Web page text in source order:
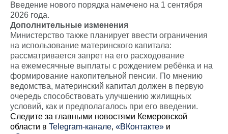
Введение нового порядка намечено на 1 сентября
2026 года.
Дополнительные изменения
Министерство также планирует ввести ограничения
на использование материнского капитала:
рассматривается запрет на его расходование
на ежемесячные выплаты с рождением ребёнка и на
формирование накопительной пенсии. По мнению
ведомства, материнский капитал должен в первую
очередь способствовать улучшению жилищных
условий, как и предполагалось при его введении.
Cледите за главными новостями Кемеровской
области в Telegram-канале, «ВКонтакте» и